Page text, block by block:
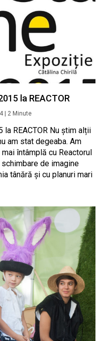
la REACTOR
2 Minute
REACTOR Nu știm alții
am stat degeaba. Am
întâmplă cu Reactorul
de imagine
tânără și cu planuri mari